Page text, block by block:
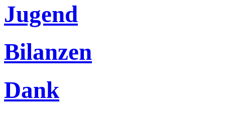
Jugend
Bilanzen
Dank